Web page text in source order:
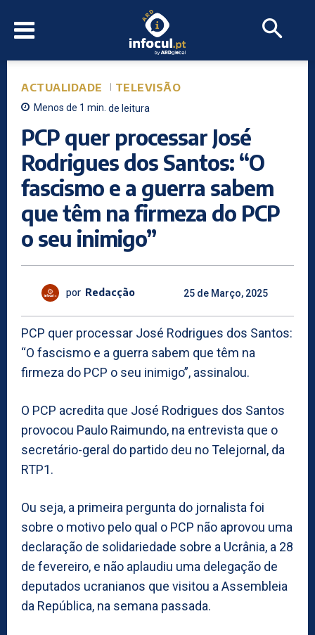
ACTUALIDADE TELEVISÃO
Menos de 1 min. de leitura
PCP quer processar José
Rodrigues dos Santos: “O
fascismo e a guerra sabem
que têm na firmeza do PCP
o seu inimigo”
por Redacção 25 de Março, 2025
PCP quer processar José Rodrigues dos Santos:
“O fascismo e a guerra sabem que têm na
firmeza do PCP o seu inimigo”, assinalou.
O PCP acredita que José Rodrigues dos Santos
provocou Paulo Raimundo, na entrevista que o
secretário-geral do partido deu no Telejornal, da
RTP1.
Ou seja, a primeira pergunta do jornalista foi
sobre o motivo pelo qual o PCP não aprovou uma
declaração de solidariedade sobre a Ucrânia, a 28
de fevereiro, e não aplaudiu uma delegação de
deputados ucranianos que visitou a Assembleia
da República, na semana passada.